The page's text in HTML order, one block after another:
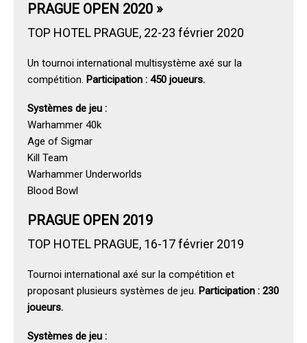
PRAGUE OPEN 2020 »
TOP HOTEL PRAGUE, 22-23 février 2020
Un tournoi international multisystème axé sur la
compétition. Participation : 450 joueurs.
Systèmes de jeu :
Warhammer 40k
Age of Sigmar
Kill Team
Warhammer Underworlds
Blood Bowl
PRAGUE OPEN 2019
TOP HOTEL PRAGUE, 16-17 février 2019
Tournoi international axé sur la compétition et
proposant plusieurs systèmes de jeu. Participation : 230
joueurs.
Systèmes de jeu :